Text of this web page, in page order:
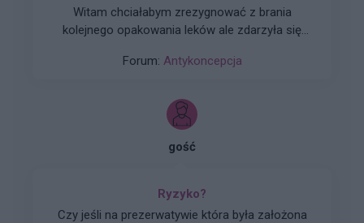
Witam chciałabym zrezygnować z brania
kolejnego opakowania leków ale zdarzyła się
z bistra w tym czasie było zbliżenie tabletkę
poprzednie zbliżenie było jakieś 10 dni temu i nie
palnuję już zbliżeń w czasie 7 dniowej przerwy
opakowanie abym była chroniona ?
Forum: Antykoncepcja
gość
Ryzyko?
Czy jeśli na prezerwatywie która była założona